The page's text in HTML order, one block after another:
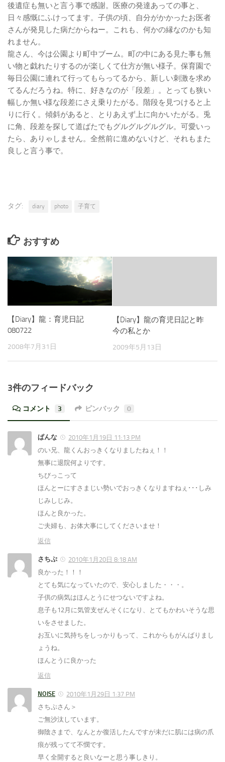
後遺症も無いと言う事で感謝。医療の発達あっての事と、
日々感慨にふけってます。子供の頃、自分がかかったお医者
さんが発見した病だからねー。これも、何かの縁なのかも知
れません。
龍さん、今は公園より町中ブーム。町の中にある見た事も無
い物と戯れたりするのが楽しくて仕方が無い様子。保育園で
毎日公園に連れて行ってもらってるから、新しい刺激を求め
てるんだろうね。特に、好きなのが「段差」。とっても狭い
幅しか無い様な段差にさえ乗りたがる。階段を見つけると上
りに行く。傾斜があると、とりあえず上に向かいたがる。兎
に角、段差を探して道ばたでもグルグルグルグル。可愛いっ
たら、ありゃしません。全然前に進めないけど、それもまた
良しと言う事で。
タグ: diary photo 子育て
おすすめ
【Diary】龍：育児日記
080722
2008年7月31日
【Diary】龍の育児日記と昨
今の私とか
2009年5月13日
3件のフィードバック
コメント 3 ピンバック 0
ぱんな
2010年1月19日 11:13 PM
のい兄、龍くんおっきくなりましたねぇ！！
無事に退院何よりです。
ちびっこって
ほんとーにすさまじい勢いでおっきくなりますねぇ･･･しみ
じみしじみ。
ほんと良かった。
ご夫婦も、お体大事にしてくださいませ！
返信
さちぷ
2010年1月20日 8:18 AM
良かった！！！
とても気になっていたので、安心しました・・・。
子供の病気はほんとうにせつないですよね。
息子も12月に気管支ぜんそくになり、とてもかわいそうな思
いをさせました。
お互いに気持ちをしっかりもって、これからもがんばりまし
ょうね。
ほんとうに良かった
返信
NOISE
2010年1月29日 1:37 PM
さちぷさん＞
ご無沙汰しています。
御陰さまで、なんとか復活したんですが未だに肌には病の爪
痕が残ってて不憫です。
早く全開すると良いなーと思う事しきり。